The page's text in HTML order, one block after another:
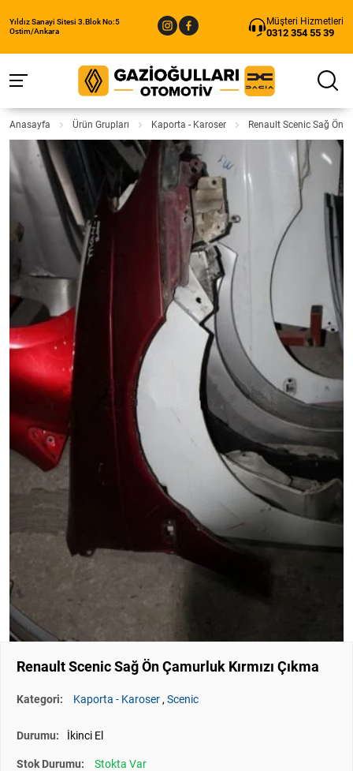
Yıldız Sanayi Sitesi 3.Blok No:5
Ostim/Ankara
Müşteri Hizmetleri
0312 354 55 39
Anasayfa Ürün Grupları Kaporta - Karoser Renault Scenic Sağ Ön
Renault Scenic Sağ Ön Çamurluk Kırmızı Çıkma
Kategori: Kaporta - Karoser , Scenic
Durumu: İkinci El
Stok Durumu: Stokta Var